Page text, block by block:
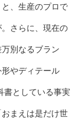
、生産のプロで
さらに、現在の
別なるブラン
やディテール
書としている事実
まえは是だけ世